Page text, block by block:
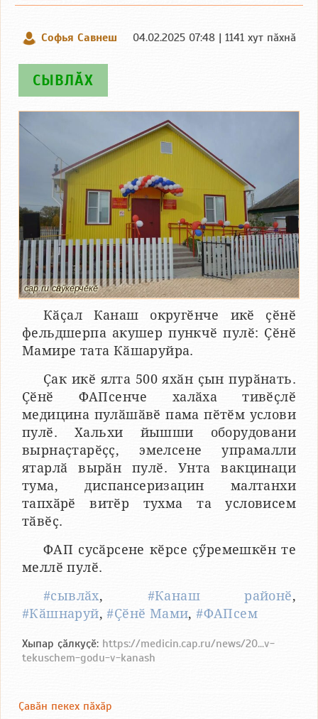
Софья Савнеш 04.02.2025 07:48 | 1141 хут пӑхнӑ
СЫВЛӐХ
cap.ru сӑнӳкерчӗкӗ
Кӑҫал Канаш округӗнче икӗ ҫӗнӗ
фельдшерпа акушер пункчӗ пулӗ: Ҫӗнӗ
Мамире тата Кӑшаруйра.
Ҫак икӗ ялта 500 яхӑн ҫын пурӑнать.
Ҫӗнӗ ФАПсенче халӑха тивӗҫлӗ
медицина пулӑшӑвӗ пама пӗтӗм услови
пулӗ. Хальхи йышши оборудовани
вырнаҫтарӗҫҫ, эмелсене упрамалли
ятарлӑ вырӑн пулӗ. Унта вакцинаци
тума, диспансеризацин малтанхи
тапхӑрӗ витӗр тухма та условисем
тӑвӗҫ.
ФАП сусӑрсене кӗрсе ҫӳремешкӗн те
меллӗ пулӗ.
#сывлӑх, #Канаш районӗ,
#Кӑшнаруй,#Ҫӗнӗ Мами,#ФАПсем
Хыпар ҫӑлкуҫӗ: https://medicin.cap.ru/news/20...v-
tekuschem-godu-v-kanash
Ҫавӑн пекех пӑхӑр